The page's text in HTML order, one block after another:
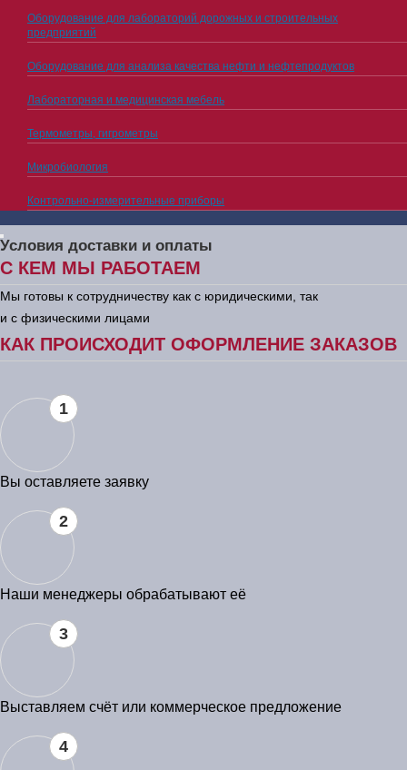
Оборудование для лабораторий дорожных и строительных
предприятий
Оборудование для анализа качества нефти и нефтепродуктов
Лабораторная и медицинская мебель
Термометры, гигрометры
Микробиология
Контрольно-измерительные приборы
Условия доставки и оплаты
С КЕМ МЫ РАБОТАЕМ
Мы готовы к сотрудничеству как с юридическими, так
и с физическими лицами
КАК ПРОИСХОДИТ ОФОРМЛЕНИЕ ЗАКАЗОВ
1
Вы оставляете заявку
2
Наши менеджеры обрабатывают её
3
Выставляем счёт или коммерческое предложение
4